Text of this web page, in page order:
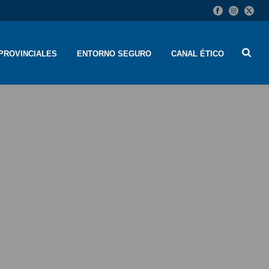
ENTORNO SEGURO CANAL ÉTICO